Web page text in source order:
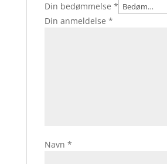
Din bedømmelse *
Din anmeldelse *
Navn *